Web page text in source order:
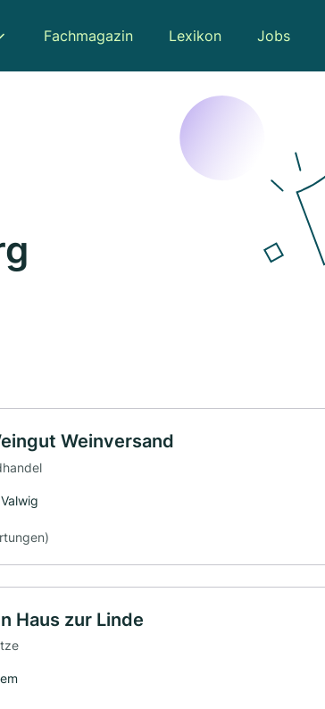
Fachmagazin Lexikon Jobs
Weinversand
Haus zur Linde